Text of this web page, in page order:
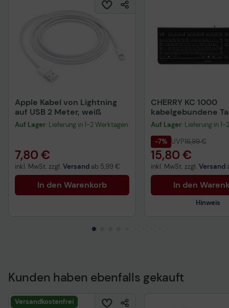
Apple Kabel von Lightning
auf USB 2 Meter, weiß
Auf Lager: Lieferung in 1-2 Werktagen
7,80 €
inkl. MwSt. zzgl. Versand ab 5,99 €
In den Warenkorb
CHERRY KC 1000
kabelgebundene
QWERTZ DE -
Auf Lager: Lieferung in
-7% UVP16,99 €
15,80 €
inkl. MwSt. zzgl. Versand
In den
Hinweis
Technisches
Kunden haben ebenfalls gekauft
Versandkostenfrei